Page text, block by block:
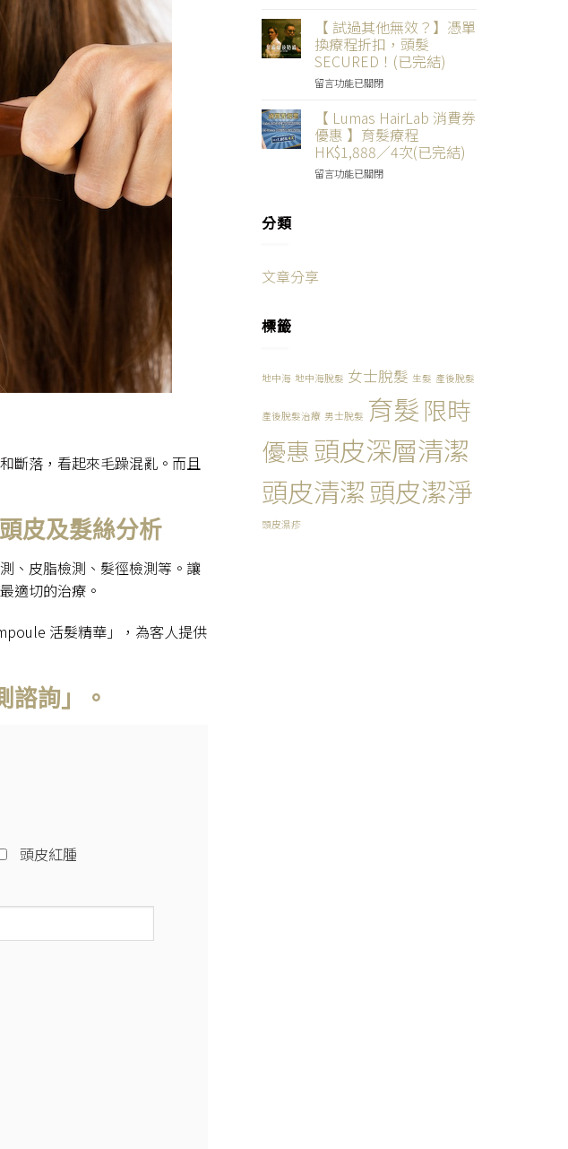
斷落，看起來毛躁混亂。而且
皮及髮絲分析
、皮脂檢測、髮徑檢測等。讓
適切的治療。
活髮精華」，為客人提供
諮詢」。
頭皮紅腫
髮
療
程！
(已
結)〉
中
係
咁
有
效？
有
片
有
真
Kan
親
自
「找
髮
1
年
成
中
唔
快
啲
擺
蚊
挑
機？】
99%
程
正
喎
(已
結)〉
中
【 試過其他無效？】憑單
換療程折扣，頭髮
SECURED！(已完結)
在
過
其
他
無
折
完
結)〉
留言功能已關閉
【 Lumas HairLab 消費券
優惠 】育髮療程
HK$1,888／4次(已完結)
在
優
HK$1,888
4
(已
完
結)〉
中
留言功能已關閉
分類
文章分享
標籤
地中海 地中海脫髮 女士脫髮 生髮 產後脫髮
產後脫髮治療 男士脫髮 育髮 限時
優惠頭皮深層清潔
頭皮清潔頭皮潔淨
頭皮濕疹